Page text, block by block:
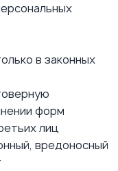
в законных
форм
лиц
вредоносный